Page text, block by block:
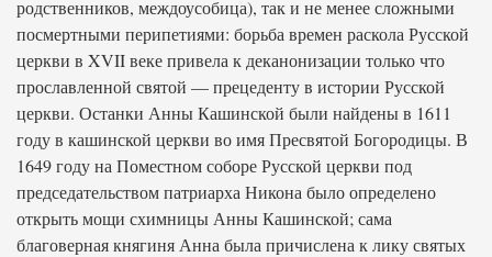
родственников, междоусобица), так и не менее сложными
посмертными перипетиями: борьба времен раскола Русской
церкви в XVII веке привела к деканонизации только что
прославленной святой — прецеденту в истории Русской
церкви. Останки Анны Кашинской были найдены в 1611
году в кашинской церкви во имя Пресвятой Богородицы. В
1649 году на Поместном соборе Русской церкви под
председательством патриарха Никона было определено
открыть мощи схимницы Анны Кашинской; сама
благоверная княгиня Анна была причислена к лику святых